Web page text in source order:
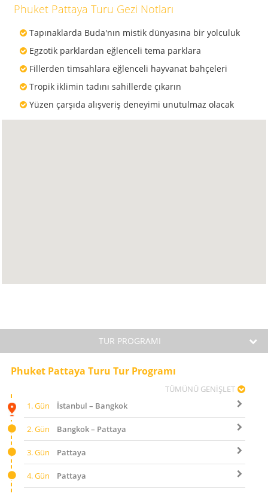
Phuket Pattaya Turu Gezi Notları
Tapınaklarda Buda'nın mistik dünyasına bir yolculuk
Egzotik parklardan eğlenceli tema parklara
Fillerden timsahlara eğlenceli hayvanat bahçeleri
Tropik iklimin tadını sahillerde çıkarın
Yüzen çarşıda alışveriş deneyimi unutulmaz olacak
TUR PROGRAMI
Phuket Pattaya Turu Tur Programı
TÜMÜNÜ GENİŞLET
1. Gün
İstanbul – Bangkok
2. Gün Bangkok – Pattaya
3. Gün Pattaya
4. Gün Pattaya